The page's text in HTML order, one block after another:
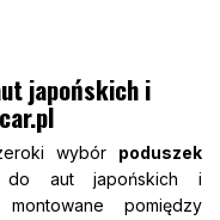
japońskich i
wybór poduszek
do aut japońskich i
pomiędzy